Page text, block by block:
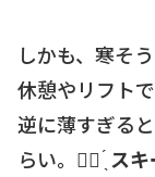
しかも、寒そ
休憩やリフト
逆に薄すぎる
らい。☝🏻 ̖́ス